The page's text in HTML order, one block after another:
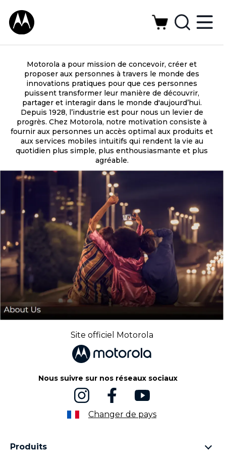
Motorola a pour mission de concevoir, créer et
proposer aux personnes à travers le monde des
innovations pratiques pour que ces personnes
puissent transformer leur manière de découvrir,
partager et interagir dans le monde d'aujourd’hui.
Depuis 1928, l’industrie est pour nous un levier de
progrès. Chez Motorola, notre motivation consiste à
fournir aux personnes un accès optimal aux produits et
aux services mobiles intuitifs qui rendent la vie au
quotidien plus simple, plus enthousiasmante et plus
agréable.
Site officiel Motorola
Nous suivre sur nos réseaux sociaux
Changer de pays
Produits